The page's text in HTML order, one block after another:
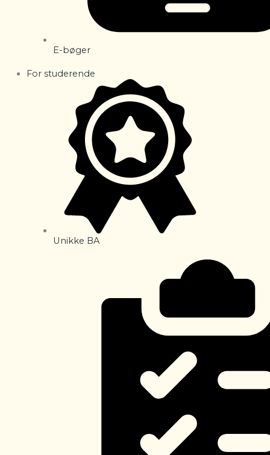
E-bøger
For studerende
Unikke BA